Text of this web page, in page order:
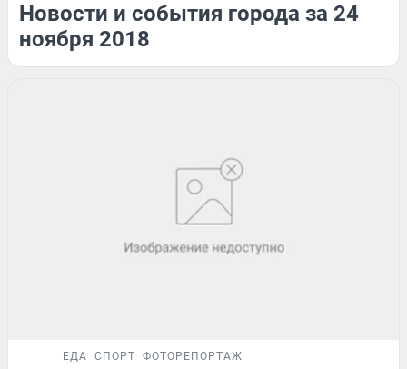
Новости и события города за 24
ноября 2018
ЕДА СПОРТ ФОТОРЕПОРТАЖ